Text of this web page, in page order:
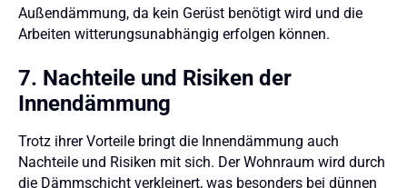
Außendämmung, da kein Gerüst benötigt wird und die
Arbeiten witterungsunabhängig erfolgen können.
7. Nachteile und Risiken der
Innendämmung
Trotz ihrer Vorteile bringt die Innendämmung auch
Nachteile und Risiken mit sich. Der Wohnraum wird durch
die Dämmschicht verkleinert, was besonders bei dünnen